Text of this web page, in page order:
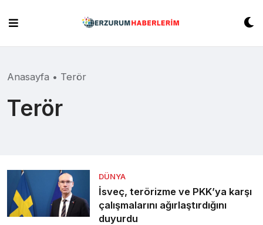
content
Anasayfa • Terör
Terör
DÜNYA
İsveç, terörizme ve PKK’ya karşı
çalışmalarını ağırlaştırdığını
duyurdu